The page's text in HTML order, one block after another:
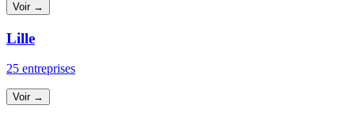
Voir →
Lille
25 entreprises
Voir →